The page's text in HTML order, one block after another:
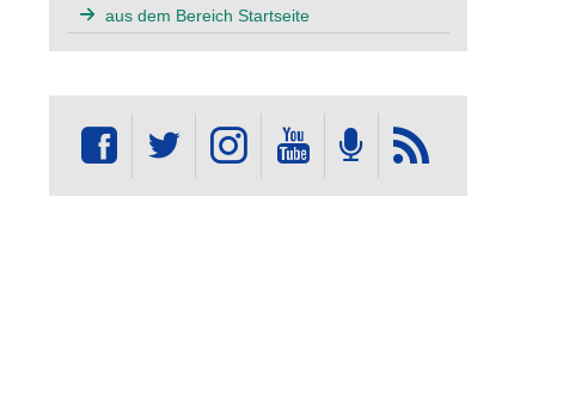
aus dem Bereich Startseite